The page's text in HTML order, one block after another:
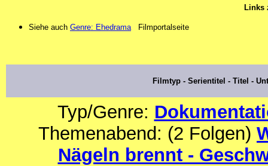
Links
Siehe auch Genre: EhedramaFilmportalseite
Filmtyp - Serientitel - Titel -
Typ/Genre:
Themenabend: (2 Folgen)
Nägeln brennt -